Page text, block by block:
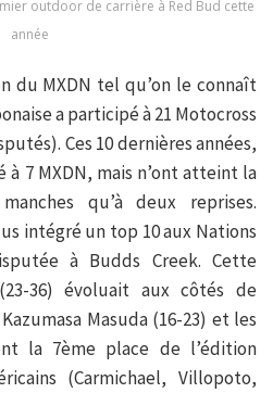
outdoor de carrière à Red Bud cette
année
du MXDN tel qu’on le connaît
a participé à 21 Motocross
Ces 10 dernières années,
7 MXDN, mais n’ont atteint la
qu’à deux reprises.
intégré un top 10 aux Nations
à Budds Creek. Cette
36) évoluait aux côtés de
Masuda (16-23) et les
la 7ème place de l’édition
(Carmichael, Villopoto,